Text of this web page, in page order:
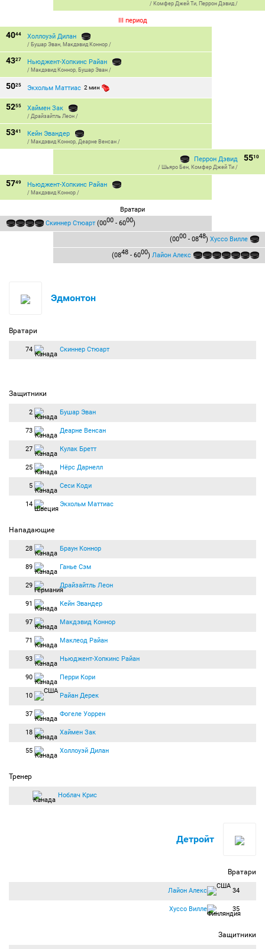
/ Комфер Джей Ти, Перрон Дэвид /
III период
4044 Холлоуэй Дилан
/ Бушар Эван, Макдэвид Коннор /
4327 Ньюджент-Хопкинс Райан
/ Макдэвид Коннор, Бушар Эван /
5025 Экхольм Маттиас 2 мин
5255 Хаймен Зак
/ Драйзайтль Леон /
5341 Кейн Эвандер
/ Макдэвид Коннор, Деарне Венсан /
5510
Перрон Дэвид
/ Шьяро Бен, Комфер Джей Ти /
5749 Ньюджент-Хопкинс Райан
/ Макдэвид Коннор /
Вратари
Скиннер Стюарт (0000 - 6000)
(0000 - 0848) Хуссо Вилле
(0848 - 6000) Лайон Алекс
Эдмонтон
Вратари
74 Скиннер Стюарт
Защитники
2 Бушар Эван
73 Деарне Венсан
27 Кулак Бретт
25 Нёрс Дарнелл
5 Сеси Коди
14 Экхольм Маттиас
Нападающие
28 Браун Коннор
89 Ганье Сэм
29 Драйзайтль Леон
91 Кейн Эвандер
97 Макдэвид Коннор
71 Маклеод Райан
93 Ньюджент-Хопкинс Райан
90 Перри Кори
10 Райан Дерек
37 Фогеле Уоррен
18 Хаймен Зак
55 Холлоуэй Дилан
Тренер
Ноблач Крис
Детройт
Вратари
Лайон Алекс 34
Хуссо Вилле 35
Защитники